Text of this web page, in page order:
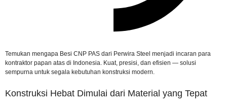
Temukan mengapa Besi CNP PAS dari Perwira Steel menjadi incaran para
kontraktor papan atas di Indonesia. Kuat, presisi, dan efisien — solusi
sempurna untuk segala kebutuhan konstruksi modern.
Konstruksi Hebat Dimulai dari Material yang Tepat